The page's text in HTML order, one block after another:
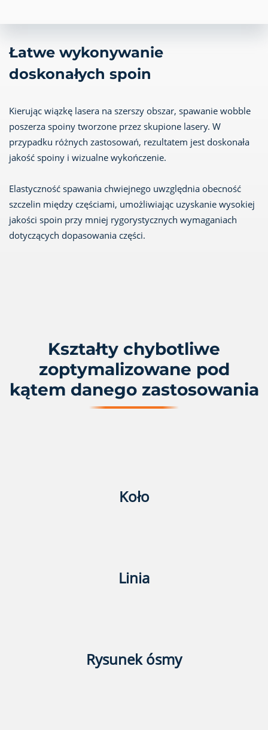
Łatwe wykonywanie
doskonałych spoin
Kierując wiązkę lasera na szerszy obszar, spawanie wobble
poszerza spoiny tworzone przez skupione lasery. W
przypadku różnych zastosowań, rezultatem jest doskonała
jakość spoiny i wizualne wykończenie.
Elastyczność spawania chwiejnego uwzględnia obecność
szczelin między częściami, umożliwiając uzyskanie wysokiej
jakości spoin przy mniej rygorystycznych wymaganiach
dotyczących dopasowania części.
Kształty chybotliwe
zoptymalizowane pod
kątem danego zastosowania
Koło
Linia
Rysunek ósmy